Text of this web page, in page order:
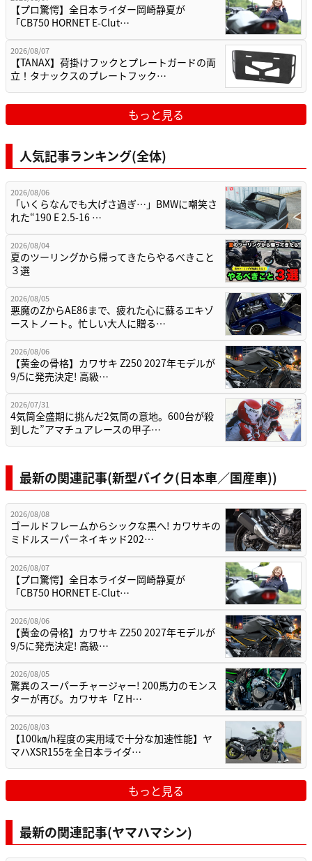
【プロ驚愕】全日本ライダー岡崎静夏が
「CB750 HORNET E-Clut…
2026/08/07
【TANAX】荷掛けフックとプレートガードの両
立！タナックスのプレートフック…
もっと見る
人気記事ランキング(全体)
2026/08/06
「いくらなんでも大げさ過ぎ…」BMWに嘲笑さ
れた“190 E 2.5-16 …
2026/08/04
夏のツーリングから帰ってきたらやるべきこと
３選
2026/08/05
悪魔のZからAE86まで、疲れた心に蘇るエキゾ
ーストノート。忙しい大人に贈る…
2026/08/06
【黄金の骨格】カワサキ Z250 2027年モデルが
9/5に発売決定! 高級…
2026/07/31
4気筒全盛期に挑んだ2気筒の意地。600台が殺
到した”アマチュアレースの甲子…
最新の関連記事(新型バイク(日本車／国産車))
2026/08/08
ゴールドフレームからシックな黒へ! カワサキの
ミドルスーパーネイキッド202…
2026/08/07
【プロ驚愕】全日本ライダー岡崎静夏が
「CB750 HORNET E-Clut…
2026/08/06
【黄金の骨格】カワサキ Z250 2027年モデルが
9/5に発売決定! 高級…
2026/08/05
驚異のスーパーチャージャー! 200馬力のモンス
ターが再び。カワサキ「Z H…
2026/08/03
【100㎞/h程度の実用域で十分な加速性能】ヤ
マハXSR155を全日本ライダ…
もっと見る
最新の関連記事(ヤマハマシン)